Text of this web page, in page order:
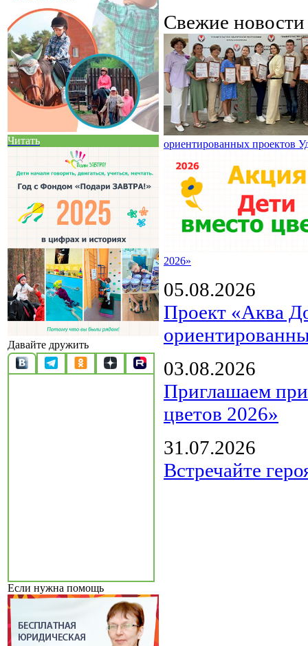
Читать
Давайте дружить
Если нужна помощь
Свежие
ориентированных проектов
2026»
05.08.2026
Проект «Аква
03.08.2026
Приглашаем
цветов 2026»
31.07.2026
Встречайте